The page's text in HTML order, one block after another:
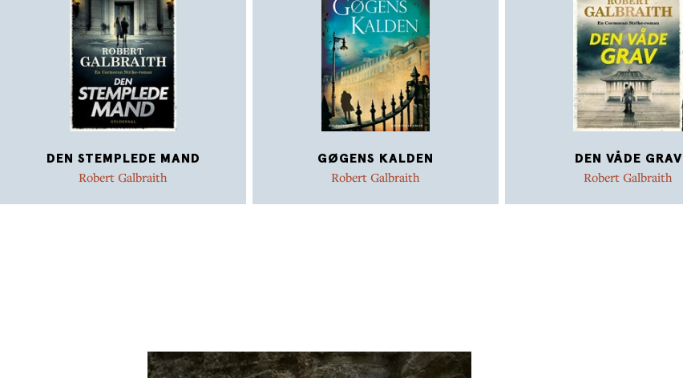
DEN STEMPLEDE MAND
Robert Galbraith
GØGENS KALDEN
Robert Galbraith
DEN VÅDE GRAV
Robert Galbraith